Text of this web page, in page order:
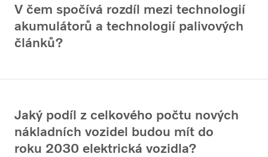
V čem spočívá rozdíl mezi technologií
akumulátorů a technologií palivových
článků?
Jaký podíl z celkového počtu nových
nákladních vozidel budou mít do
roku 2030 elektrická vozidla?